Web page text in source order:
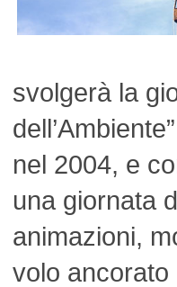
svolgerà la
nel 2004, e
una giornata
animazioni,
volo ancorato